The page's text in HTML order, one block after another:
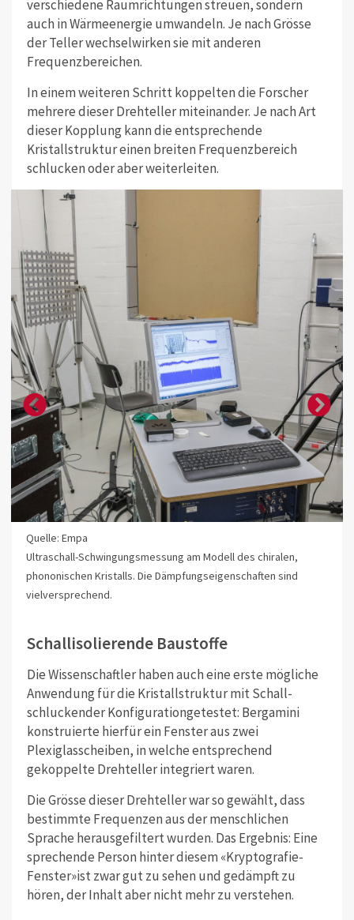
verschiedene Raumrichtungen streuen, sondern
auch in Wärmeenergie umwandeln. Je nach Grösse
der Teller wechselwirken sie mit anderen
Frequenzbereichen.
In einem weiteren Schritt koppelten die Forscher
mehrere dieser Drehteller miteinander. Je nach Art
dieser Kopplung kann die entsprechende
Kristallstruktur einen breiten Frequenzbereich
schlucken oder aber weiterleiten.
Quelle: Empa
Ultraschall-Schwingungsmessung am Modell des chiralen,
phononischen Kristalls. Die Dämpfungseigenschaften sind
vielversprechend.
Schallisolierende Baustoffe
Die Wissenschaftler haben auch eine erste mögliche
Anwendung für die Kristallstruktur mit Schall-
schluckender Konfigurationgetestet: Bergamini
konstruierte hierfür ein Fenster aus zwei
Plexiglasscheiben, in welche entsprechend
gekoppelte Drehteller integriert waren.
Die Grösse dieser Drehteller war so gewählt, dass
bestimmte Frequenzen aus der menschlichen
Sprache herausgefiltert wurden. Das Ergebnis: Eine
sprechende Person hinter diesem «Kryptografie-
Fenster»ist zwar gut zu sehen und gedämpft zu
hören, der Inhalt aber nicht mehr zu verstehen.